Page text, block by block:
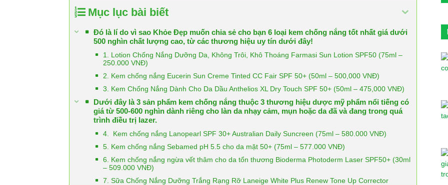
Mục lục bài biết
Đó là lí do vì sao Khỏe Đẹp muốn chia sẻ cho bạn 6 loại kem chống nắng tốt nhất giá dưới
500 nghìn chất lượng cao, từ các thương hiệu uy tín dưới đây!
1. Lotion Chống Nắng Dưỡng Da, Không Trôi, Khô Thoáng Farmasi Sun Lotion SPF50 (75ml –
250.000 VNĐ)
2. Kem chống nắng Eucerin Sun Creme Tinted CC Fair SPF 50+ (50ml – 500,000 VNĐ)
3. Kem Chống Nắng Dành Cho Da Dầu Anthelios XL Dry Touch SPF 50+ (50ml – 475,000 VNĐ)
Dưới đây là 3 sản phẩm kem chống nắng thuộc 3 thương hiệu dược mỹ phẩm nổi tiếng có
giá từ 500-600 nghìn dành riêng cho làn da nhạy cảm, mụn hoặc da đã và đang trong quá
trình điều trị lazer.
4. Kem chống nắng Lanopearl SPF 30+ Australian Daily Suncreen (75ml – 580.000 VNĐ)
5. Kem chống nắng Sebamed pH 5.5 cho da mặt 50+ (75ml – 577.000 VNĐ)
6. Kem chống nắng ngừa vết thâm cho da tổn thương Bioderma Photoderm Laser SPF50+ (30ml
– 509.000 VNĐ)
7. Sữa Chống Nắng Dưỡng Trắng Rạng Rỡ Laneige White Plus Renew Tone Up Corrector